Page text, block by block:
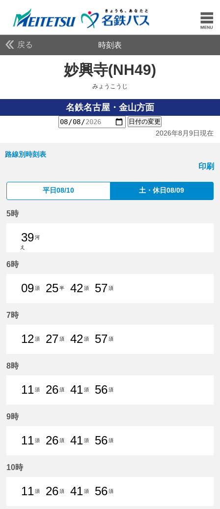
戻る 時刻表
妙興寺(NH49)
みょうこうじ
名鉄名古屋・金山方面
日付の変更
2026年8月9日現在
路線別時刻表
印刷
平日08/10 土・休日08/09
5時
39河
え
6時
09須
25半
42須
57須
7時
12須
27須
42須
57須
8時
11須
26須
41須
56須
9時
11須
26須
41須
56須
10時
11須
26須
41須
56須